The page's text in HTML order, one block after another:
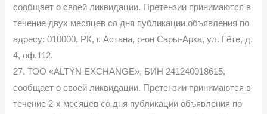
сообщает о своей ликвидации. Претензии принимаются в
течение двух месяцев со дня публикации объявления по
адресу: 010000, РК, г. Астана, р-он Сары-Арка, ул. Гёте, д.
4, оф.112.
27. ТОО «ALTYN EXCHANGE», БИН 241240018615,
сообщает о своей ликвидации. Претензии принимаются в
течение 2-х месяцев со дня публикации объявления по